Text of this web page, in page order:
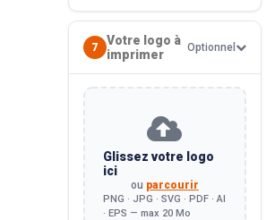
7
Votre logo à
imprimer
Optionnel
Glissez votre logo
ici
ou parcourir
PNG · JPG · SVG · PDF · AI
· EPS — max 20 Mo